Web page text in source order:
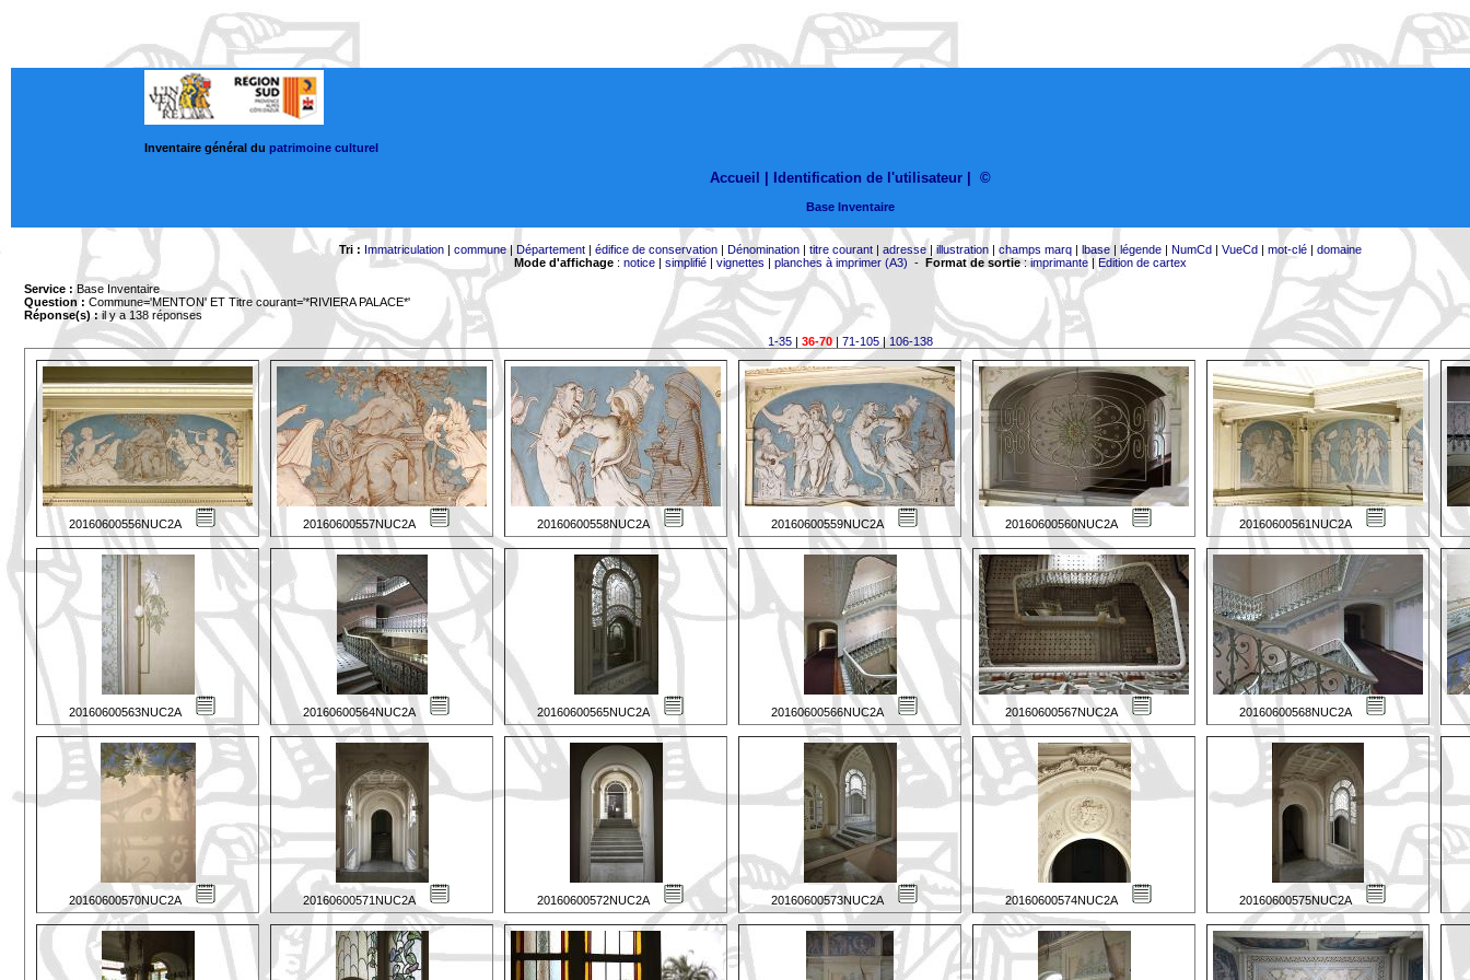
Inventaire général du patrimoine culturel
Accueil | Identification de l'utilisateur ©
Base Inventaire
Tri : Immatriculation| commune| Département| édifice de conservation| Dénomination| titre courant| adresse|illustration| champs marq| lbase| légende| NumCd| VueCd| mot-clé| domaine
Mode d'affichage: notice| simplifié| vignettes | planches à imprimer (A3) - Format de sortie:imprimante| Edition de cartex
Service : Base Inventaire
Question : Commune='MENTON' ET Titre courant='*RIVIERA PALACE*'
Réponse(s) :il y a 138 réponses
1-35| 36-70| 71-105|106-138
20160600556NUC2A 20160600557NUC2A 20160600558NUC2A 20160600559NUC2A 20160600560NUC2A 20160600561NUC2A
20160600563NUC2A 20160600564NUC2A 20160600565NUC2A 20160600566NUC2A 20160600567NUC2A 20160600568NUC2A
20160600570NUC2A 20160600571NUC2A 20160600572NUC2A 20160600573NUC2A 20160600574NUC2A 20160600575NUC2A